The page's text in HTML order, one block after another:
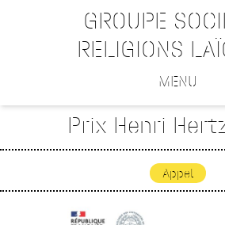
GROUPE
RELIGIONS
MENU
Prix Henri
Appel